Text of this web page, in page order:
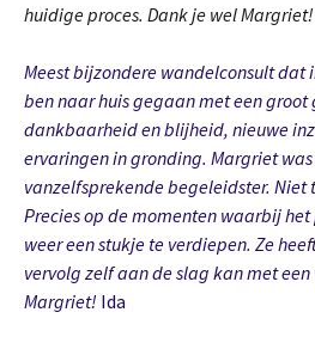
huidige proces. Dank je wel Margriet!
Meest bijzondere wandelconsult dat
ben naar huis gegaan met een groot
dankbaarheid en blijheid, nieuwe
ervaringen in gronding. Margriet
vanzelfsprekende begeleidster. Niet
Precies op de momenten waarbij
weer een stukje te verdiepen. Ze
vervolg zelf aan de slag kan met
Margriet! Ida